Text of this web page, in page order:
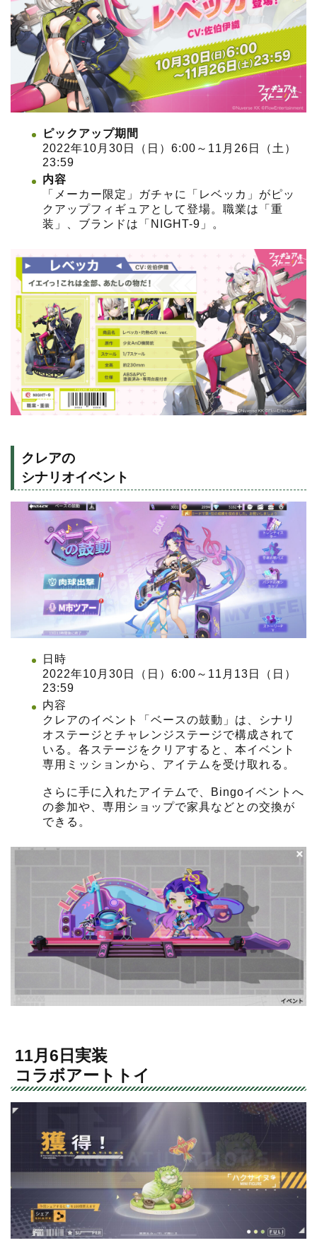
ピックアップ期間
2022年10月30日（日）6:00～11月26日（土）
23:59
内容
「メーカー限定」ガチャに「レベッカ」がピッ
クアップフィギュアとして登場。職業は「重
装」、ブランドは「NIGHT-9」。
クレアの
シナリオイベント
日時
2022年10月30日（日）6:00～11月13日（日）
23:59
内容
クレアのイベント「ベースの鼓動」は、シナリ
オステージとチャレンジステージで構成されて
いる。各ステージをクリアすると、本イベント
専用ミッションから、アイテムを受け取れる。
さらに手に入れたアイテムで、Bingoイベントへ
の参加や、専用ショップで家具などとの交換が
できる。
11月6日実装
コラボアートトイ